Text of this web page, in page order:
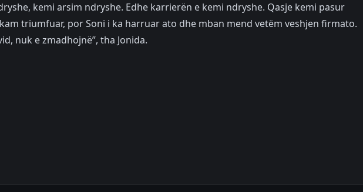
kemi arsim ndryshe. Edhe karrierën e kemi ndryshe. Qasje kemi pasur
triumfuar, por Soni i ka harruar ato dhe mban mend vetëm veshjen firmato.
nuk e zmadhojnë”, tha Jonida.